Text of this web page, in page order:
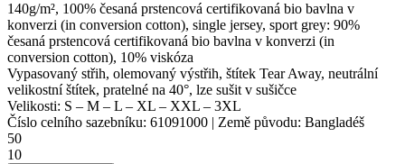
140g/m², 100% česaná prstencová certifikovaná bio bavlna v
konverzi (in conversion cotton), single jersey, sport grey: 90%
česaná prstencová certifikovaná bio bavlna v konverzi (in
conversion cotton), 10% viskóza
Vypasovaný střih, olemovaný výstřih, štítek Tear Away, neutrální
velikostní štítek, pratelné na 40°, lze sušit v sušičce
Velikosti: S – M – L – XL – XXL – 3XL
Číslo celního sazebníku: 61091000 | Země původu: Bangladéš
50
10